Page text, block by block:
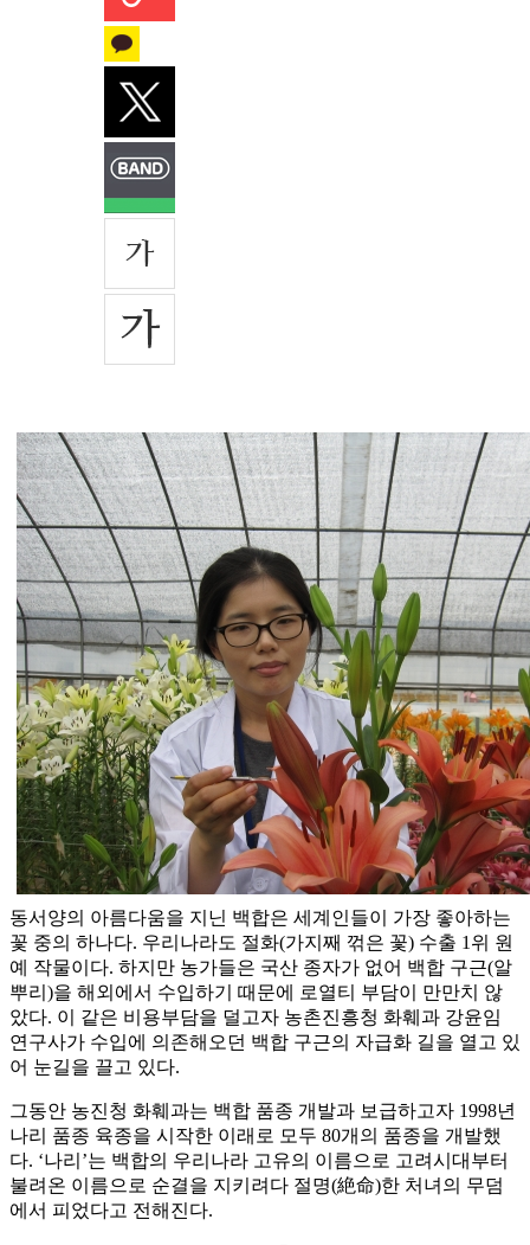
동서양의 아름다움을 지닌 백합은 세계인들이 가장 좋아하는
꽃 중의 하나다. 우리나라도 절화(가지째 꺾은 꽃) 수출 1위 원
예 작물이다. 하지만 농가들은 국산 종자가 없어 백합 구근(알
뿌리)을 해외에서 수입하기 때문에 로열티 부담이 만만치 않
았다. 이 같은 비용부담을 덜고자 농촌진흥청 화훼과 강윤임
연구사가 수입에 의존해오던 백합 구근의 자급화 길을 열고 있
어 눈길을 끌고 있다.
그동안 농진청 화훼과는 백합 품종 개발과 보급하고자 1998년
나리 품종 육종을 시작한 이래로 모두 80개의 품종을 개발했
다. ‘나리’는 백합의 우리나라 고유의 이름으로 고려시대부터
불려온 이름으로 순결을 지키려다 절명(絶命)한 처녀의 무덤
에서 피었다고 전해진다.